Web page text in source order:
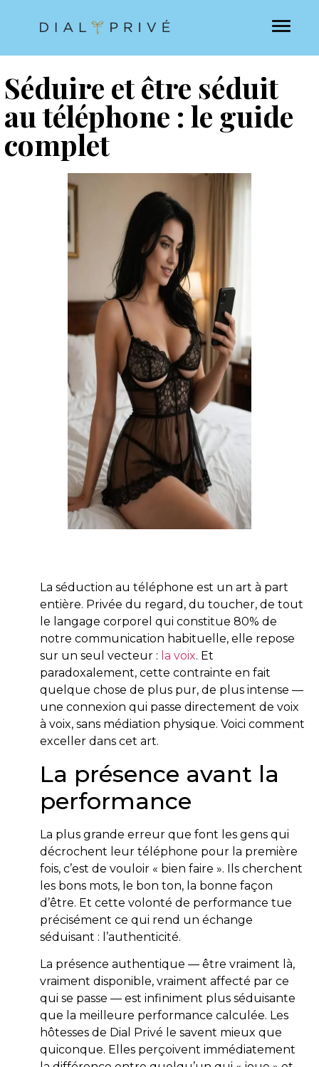
Séduire et être séduit
au téléphone : le guide
complet
La séduction au téléphone est un art à part
entière. Privée du regard, du toucher, de tout
le langage corporel qui constitue 80% de
notre communication habituelle, elle repose
sur un seul vecteur : la voix. Et
paradoxalement, cette contrainte en fait
quelque chose de plus pur, de plus intense —
une connexion qui passe directement de voix
à voix, sans médiation physique. Voici comment
exceller dans cet art.
La présence avant la
performance
La plus grande erreur que font les gens qui
décrochent leur téléphone pour la première
fois, c’est de vouloir « bien faire ». Ils cherchent
les bons mots, le bon ton, la bonne façon
d’être. Et cette volonté de performance tue
précisément ce qui rend un échange
séduisant : l’authenticité.
La présence authentique — être vraiment là,
vraiment disponible, vraiment affecté par ce
qui se passe — est infiniment plus séduisante
que la meilleure performance calculée. Les
hôtesses de Dial Privé le savent mieux que
quiconque. Elles perçoivent immédiatement